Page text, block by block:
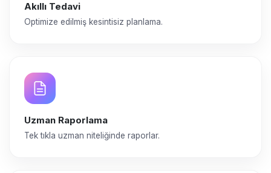
Akıllı Tedavi
Optimize edilmiş kesintisiz planlama.
Uzman Raporlama
Tek tıkla uzman niteliğinde raporlar.